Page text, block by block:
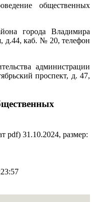
общественных
города Владимира
д.44, каб. № 20, телефон
администрации
проспект, д. 47,
pdf) 31.10.2024, размер: